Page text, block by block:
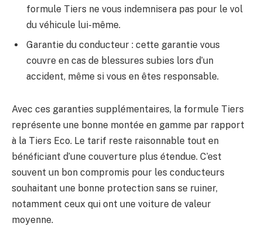
formule Tiers ne vous indemnisera pas pour le vol
du véhicule lui-même.
Garantie du conducteur : cette garantie vous
couvre en cas de blessures subies lors d’un
accident, même si vous en êtes responsable.
Avec ces garanties supplémentaires, la formule Tiers
représente une bonne montée en gamme par rapport
à la Tiers Eco. Le tarif reste raisonnable tout en
bénéficiant d’une couverture plus étendue. C’est
souvent un bon compromis pour les conducteurs
souhaitant une bonne protection sans se ruiner,
notamment ceux qui ont une voiture de valeur
moyenne.